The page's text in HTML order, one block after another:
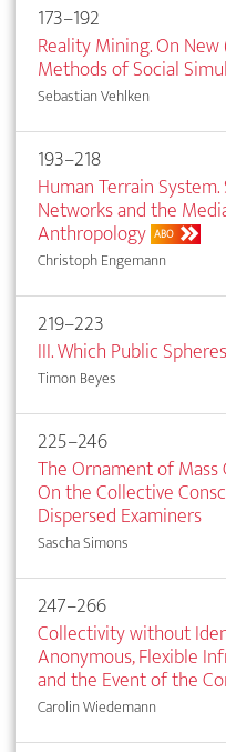
173–192
Reality Mining. On
Methods of Social
Sebastian Vehlken
193–218
Human Terrain System.
Networks and the
Anthropology ABO
Christoph Engemann
219–223
III. Which Public
Timon Beyes
225–246
The Ornament of Mass
On the Collective
Dispersed Examiners
Sascha Simons
247–266
Collectivity without
Anonymous, Flexible
and the Event of the
Carolin Wiedemann